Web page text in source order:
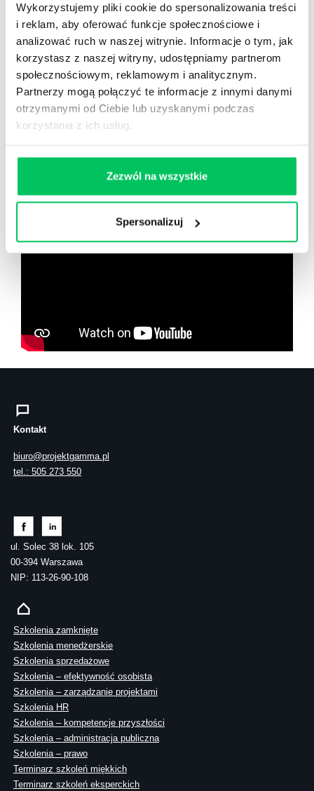
Wykorzystujemy pliki cookie do spersonalizowania treści
i reklam, aby oferować funkcje społecznościowe i
analizować ruch w naszej witrynie. Informacje o tym, jak
korzystasz z naszej witryny, udostępniamy partnerom
społecznościowym, reklamowym i analitycznym.
Partnerzy mogą połączyć te informacje z innymi danymi
otrzymanymi od Ciebie lub uzyskanymi podczas
korzystania z ich usług.
Zezwól na wszystkie
Spersonalizuj
i wiele więcej
Nowy użytkownik?
Zarejestruj się
Zobacz co znajdziesz
wikiGamma+
Kontakt
biuro@projektgamma.pl
tel.: 505 273 550
ul. Solec 38 lok. 105
00-394 Warszawa
NIP: 113-26-90-108
Szkolenia zamknięte
Szkolenia menedżerskie
Szkolenia sprzedażowe
Szkolenia – efektywność osobista
Szkolenia – zarządzanie projektami
Szkolenia HR
Szkolenia – kompetencje przyszłości
Szkolenia – administracja publiczna
Szkolenia – prawo
Terminarz szkoleń miękkich
Terminarz szkoleń eksperckich